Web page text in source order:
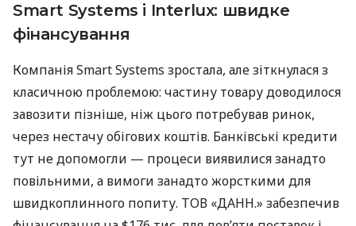
Smart Systems і Interlux: швидке
фінансування
Компанія Smart Systems зростала, але зіткнулася з
класичною проблемою: частину товару доводилося
завозити пізніше, ніж цього потребував ринок,
через нестачу обігових коштів. Банківські кредити
тут не допомогли — процеси виявилися занадто
повільними, а вимоги занадто жорсткими для
швидкоплинного попиту. ТОВ «ДАНН.» забезпечив